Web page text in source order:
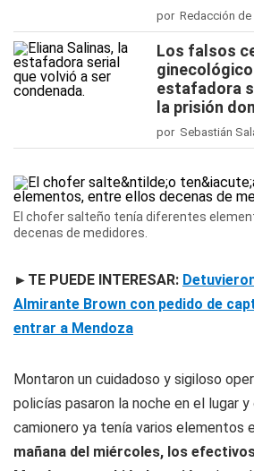
por Redacción de
Los falsos
estafadora
la prisión
por Sebastián
El chofer salteño tenía diferentes
decenas de medidores.
► TE PUEDE INTERESAR:
Almirante Brown con pedido de
entrar a Mendoza
Montaron un cuidadoso y sigiloso
policías pasaron la noche en el lugar
camionero ya tenía varios elementos
mañana del miércoles, los